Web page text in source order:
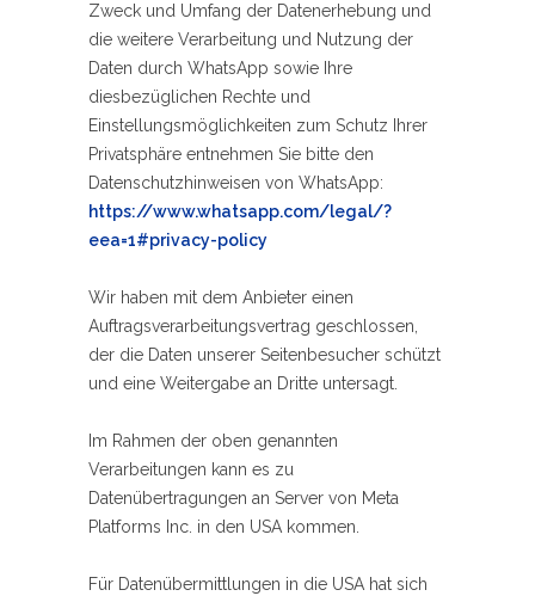
Zweck und Umfang der Datenerhebung und
die weitere Verarbeitung und Nutzung der
Daten durch WhatsApp sowie Ihre
diesbezüglichen Rechte und
Einstellungsmöglichkeiten zum Schutz Ihrer
Privatsphäre entnehmen Sie bitte den
Datenschutzhinweisen von WhatsApp:
https://www.whatsapp.com/legal/?
eea=1#privacy-policy
Wir haben mit dem Anbieter einen
Auftragsverarbeitungsvertrag geschlossen,
der die Daten unserer Seitenbesucher schützt
und eine Weitergabe an Dritte untersagt.
Im Rahmen der oben genannten
Verarbeitungen kann es zu
Datenübertragungen an Server von Meta
Platforms Inc. in den USA kommen.
Für Datenübermittlungen in die USA hat sich